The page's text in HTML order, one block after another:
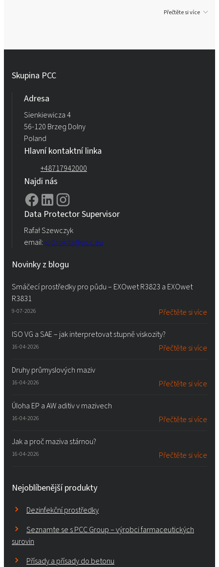
Přečtěte si více
Skupina PCC
Adresa
Sienkiewicza 4
56-120 Brzeg Dolny
Poland
Hlavní kontaktní linka
+48717942000
Najdi nás
Data Protector Supervisor
Rafał Szewczyk
email: iod.rokita@pcc.eu
Novinky z blogu
Smáčecí prostředky pro půdu – EXOwet R3823 a EXOwet
R3831
9-07-2026 Přečtěte si více
ISO VG a SAE – jak interpretovat stupně viskozity?
16-04-2026 Přečtěte si více
Druhy průmyslových maziv
16-04-2026 Přečtěte si více
Úloha EP a AW aditiv v mazivech
16-04-2026 Přečtěte si více
Jak a proč maziva stárnou?
16-04-2026 Přečtěte si více
Nejoblíbenější produkty
Dezinfekční prostředky
Seznamte se s PCC Group – výrobci farmaceutických
surovin
Přísady a přísady do betonu